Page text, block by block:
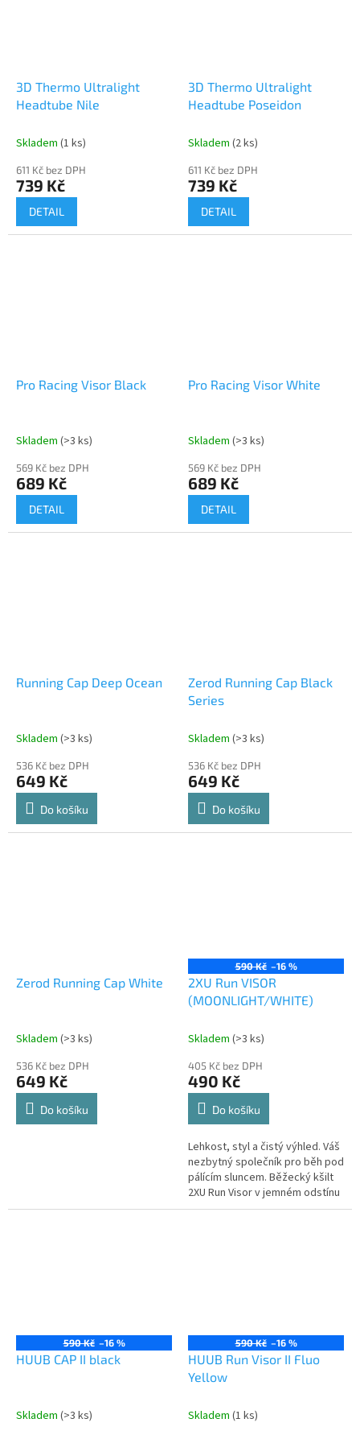
3D Thermo Ultralight
Headtube Nile
Skladem (1 ks)
611 Kč bez DPH
739 Kč
DETAIL
3D Thermo Ultralight
Headtube Poseidon
Skladem (2 ks)
611 Kč bez DPH
739 Kč
DETAIL
Pro Racing Visor Black
Skladem (>3 ks)
569 Kč bez DPH
689 Kč
DETAIL
Pro Racing Visor White
Skladem (>3 ks)
569 Kč bez DPH
689 Kč
DETAIL
Running Cap Deep Ocean
Skladem (>3 ks)
536 Kč bez DPH
649 Kč
Do košíku
Zerod Running Cap Black
Series
Skladem (>3 ks)
536 Kč bez DPH
649 Kč
Do košíku
Zerod Running Cap White
Skladem (>3 ks)
536 Kč bez DPH
649 Kč
Do košíku
590 Kč –16 %
2XU Run VISOR
(MOONLIGHT/WHITE)
Skladem (>3 ks)
405 Kč bez DPH
490 Kč
Do košíku
Lehkost, styl a čistý výhled. Váš
nezbytný společník pro běh pod
pálícím sluncem. Běžecký kšilt
2XU Run Visor v jemném odstínu
Moonlight s bílými detaily je
590 Kč –16 %
HUUB CAP II black
Skladem (>3 ks)
590 Kč –16 %
HUUB Run Visor II Fluo
Yellow
Skladem (1 ks)